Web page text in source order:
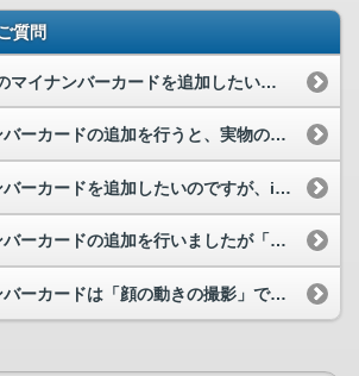
質問
iPhoneにiPhoneのマイナンバーカードを追加したいのですが、何か準備するものはありますか。
iPhoneのマイナンバーカードの追加を行うと、実物のマイナンバーカードを使わずに電子署名や本...
iPhoneのマイナンバーカードを追加したいのですが、iPhoneで実物のマイナンバーカードを...
iPhoneのマイナンバーカードの追加を行いましたが「利用準備中」のまま申請が完了しません。ど...
iPhoneのマイナンバーカードは「顔の動きの撮影」で生体認証を利用しないと追加できないのでし...